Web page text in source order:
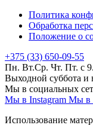
Политика
Обработка
Положение о
+375 (33) 650-09-55
Пн. Вт.Ср. Чт. Пт. с
Выходной суббота и
Мы в социальных
Мы в Instagram Мы в
Использование